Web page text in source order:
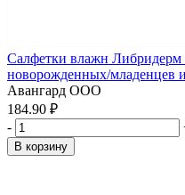
Салфетки влажн Либридерм
новорожденных/младенцев
Авангард ООО
184.90 ₽
-
В корзину